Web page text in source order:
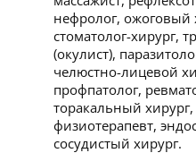
нефролог, ожоговый
стоматолог-хирург,
(окулист),
челюстно-лицевой
профпатолог,
торакальный
физиотерапевт,
сосудистый хирург.